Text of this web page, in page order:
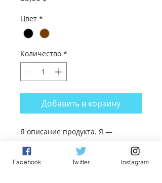
Цвет *
Количество *
Добавить в корзину
Я описание продукта. Я —
информацию о вашем продукте,
такую как размер, материалы,
Facebook Twitter Instagram